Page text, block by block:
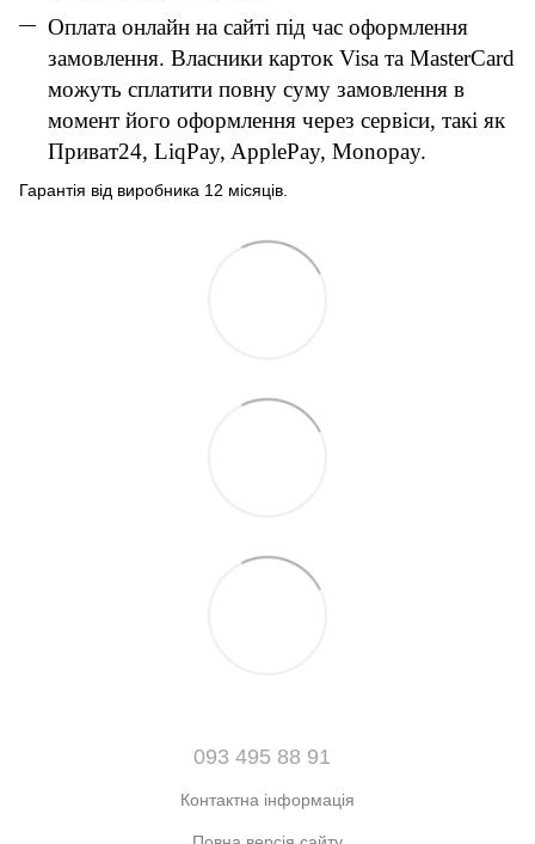
Оплата онлайн на сайті під час оформлення
замовлення. Власники карток Visa та MasterCard
можуть сплатити повну суму замовлення в
момент його оформлення через сервіси, такі як
Приват24, LiqPay, ApplePay, Monopay.
Гарантія від виробника 12 місяців.
093 495 88 91
Контактна інформація